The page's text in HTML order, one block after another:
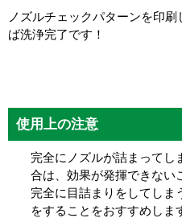
ノズルチェックパターンを印
ば洗浄完了です！
使用上の注意
完全にノズルが詰まってし
合は、効果が発揮できない
完全に目詰まりをしてしま
をすることをおすすめしま